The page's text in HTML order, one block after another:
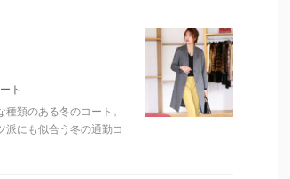
ト
類のある冬のコート。
派にも似合う冬の通勤コ